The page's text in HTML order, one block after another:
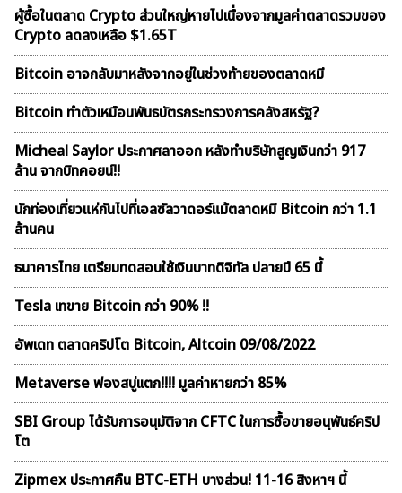
ผู้ซื้อในตลาด Crypto ส่วนใหญ่หายไปเนื่องจากมูลค่าตลาดรวมของ
Crypto ลดลงเหลือ $1.65T
Bitcoin อาจกลับมาหลังจากอยู่ในช่วงท้ายของตลาดหมี
Bitcoin ทำตัวเหมือนพันธบัตรกระทรวงการคลังสหรัฐ?
Micheal Saylor ประกาศลาออก หลังทำบริษัทสูญเงินกว่า 917
ล้าน จากบิทคอยน์!!
นักท่องเที่ยวแห่กันไปที่เอลซัลวาดอร์แม้ตลาดหมี Bitcoin กว่า 1.1
ล้านคน
ธนาคารไทย เตรียมทดสอบใช้เงินบาทดิจิทัล ปลายปี 65 นี้
Tesla เทขาย Bitcoin กว่า 90% !!
อัพเดท ตลาดคริปโต Bitcoin, Altcoin 09/08/2022
Metaverse ฟองสบู่เเตก!!!! มูลค่าหายกว่า 85%
SBI Group ได้รับการอนุมัติจาก CFTC ในการซื้อขายอนุพันธ์คริป
โต
Zipmex ประกาศคืน BTC-ETH บางส่วน! 11-16 สิงหาฯ นี้